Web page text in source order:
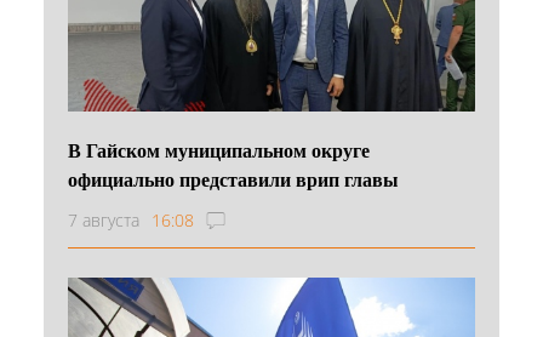
В Гайском муниципальном округе
официально представили врип главы
7 августа 16:08